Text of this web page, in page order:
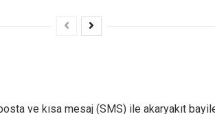
ve kısa mesaj (SMS) ile akaryakıt